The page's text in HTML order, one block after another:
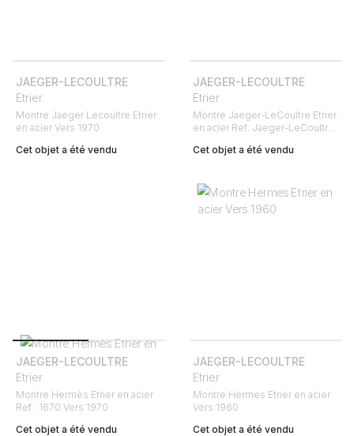
JAEGER-LECOULTRE
Etrier
Montre Jaeger Lecoultre Etrier
en acier Vers 1970
Cet objet a été vendu
JAEGER-LECOULTRE
Etrier
Montre Jaeger-LeCoultre Etrier
en acier Ref: Jaeger-LeCoultre -
Cet objet a été vendu
JAEGER-LECOULTRE
Etrier
Montre Hermès Etrier en acier
Ref : 1670 Vers 1970
Cet objet a été vendu
JAEGER-LECOULTRE
Etrier
Montre Hermes Etrier en acier
Vers 1960
Cet objet a été vendu